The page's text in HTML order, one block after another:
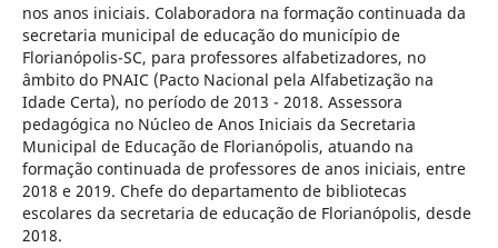
nos anos iniciais. Colaboradora na formação continuada da
secretaria municipal de educação do município de
Florianópolis-SC, para professores alfabetizadores, no
âmbito do PNAIC (Pacto Nacional pela Alfabetização na
Idade Certa), no período de 2013 - 2018. Assessora
pedagógica no Núcleo de Anos Iniciais da Secretaria
Municipal de Educação de Florianópolis, atuando na
formação continuada de professores de anos iniciais, entre
2018 e 2019. Chefe do departamento de bibliotecas
escolares da secretaria de educação de Florianópolis, desde
2018.